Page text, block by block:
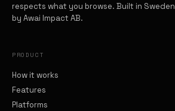
respects what you browse. Built in Sweden
by Awai Impact AB.
PRODUCT
How it works
Features
Platforms